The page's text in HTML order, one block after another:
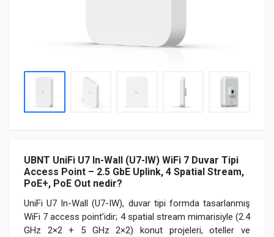
UBNT UniFi U7 In-Wall (U7-IW) WiFi 7 Duvar Tipi
Access Point – 2.5 GbE Uplink, 4 Spatial Stream,
PoE+, PoE Out nedir?
UniFi U7 In-Wall (U7-IW), duvar tipi formda tasarlanmış
WiFi 7 access point’idir; 4 spatial stream mimarisiyle (2.4
GHz 2×2 + 5 GHz 2×2) konut projeleri, oteller ve